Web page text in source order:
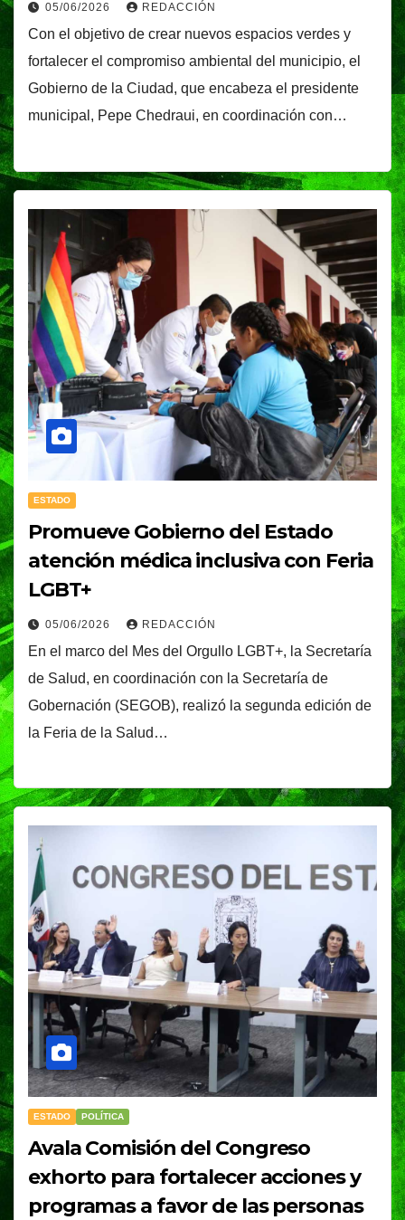
05/06/2026 REDACCIÓN
Con el objetivo de crear nuevos espacios verdes y
fortalecer el compromiso ambiental del municipio, el
Gobierno de la Ciudad, que encabeza el presidente
municipal, Pepe Chedraui, en coordinación con…
ESTADO
Promueve Gobierno del Estado
atención médica inclusiva con Feria
LGBT+
05/06/2026 REDACCIÓN
En el marco del Mes del Orgullo LGBT+, la Secretaría
de Salud, en coordinación con la Secretaría de
Gobernación (SEGOB), realizó la segunda edición de
la Feria de la Salud…
ESTADO POLÍTICA
Avala Comisión del Congreso
exhorto para fortalecer acciones y
programas a favor de las personas